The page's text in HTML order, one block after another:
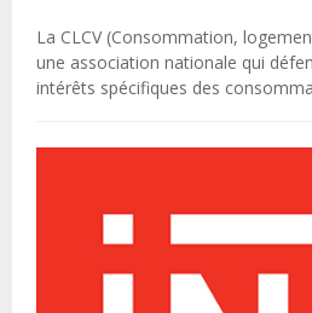
La CLCV (Consommation,
une association nationale qui
intérêts spécifiques des